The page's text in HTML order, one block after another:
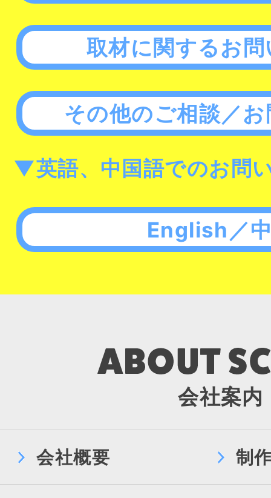
取材に関するお
その他のご相談／
▼英語、中国語でのお問
English／
会社案内
会社概要 制